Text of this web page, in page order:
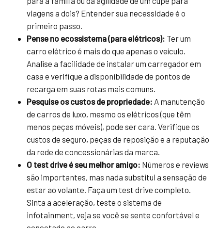
viagens a dois? Entender sua necessidade é o
primeiro passo.
Pense no ecossistema (para elétricos): Ter um
carro elétrico é mais do que apenas o veículo.
Analise a facilidade de instalar um carregador em
casa e verifique a disponibilidade de pontos de
recarga em suas rotas mais comuns.
Pesquise os custos de propriedade: A manutenção
de carros de luxo, mesmo os elétricos (que têm
menos peças móveis), pode ser cara. Verifique os
custos de seguro, peças de reposição e a reputação
da rede de concessionárias da marca.
O test drive é seu melhor amigo: Números e reviews
são importantes, mas nada substitui a sensação de
estar ao volante. Faça um test drive completo.
Sinta a aceleração, teste o sistema de
infotainment, veja se você se sente confortável e